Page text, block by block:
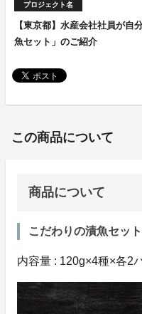
プロジェクト名
【東京都】水産会社社員が自
魚セット」のご紹介
この商品について
商品について
こだわりの漬魚セッ
内容量 : 120g×4種×各2